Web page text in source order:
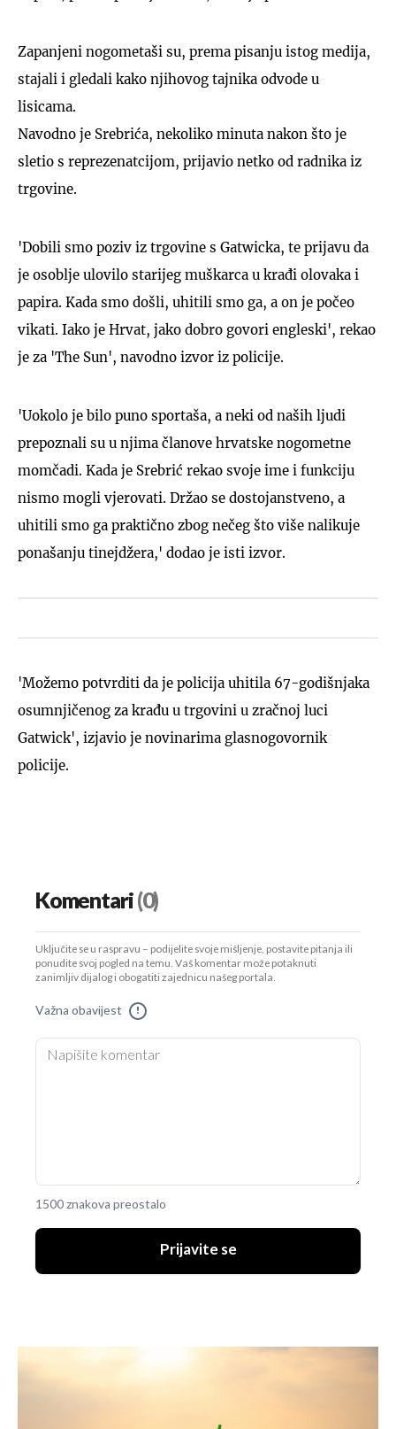
Zapanjeni nogometaši su, prema pisanju istog medija,
stajali i gledali kako njihovog tajnika odvode u
lisicama.
Navodno je Srebrića, nekoliko minuta nakon što je
sletio s reprezenatcijom, prijavio netko od radnika iz
trgovine.
'Dobili smo poziv iz trgovine s Gatwicka, te prijavu da
je osoblje ulovilo starijeg muškarca u krađi olovaka i
papira. Kada smo došli, uhitili smo ga, a on je počeo
vikati. Iako je Hrvat, jako dobro govori engleski', rekao
je za 'The Sun', navodno izvor iz policije.
'Uokolo je bilo puno sportaša, a neki od naših ljudi
prepoznali su u njima članove hrvatske nogometne
momčadi. Kada je Srebrić rekao svoje ime i funkciju
nismo mogli vjerovati. Držao se dostojanstveno, a
uhitili smo ga praktično zbog nečeg što više nalikuje
ponašanju tinejdžera,' dodao je isti izvor.
'Možemo potvrditi da je policija uhitila 67-godišnjaka
osumnjičenog za krađu u trgovini u zračnoj luci
Gatwick', izjavio je novinarima glasnogovornik
policije.
Komentari(0)
Uključite se u raspravu – podijelite svoje mišljenje, postavite pitanja ili
ponudite svoj pogled na temu. Vaš komentar može potaknuti
zanimljiv dijalog i obogatiti zajednicu našeg portala.
Važna obavijest !
1500 znakova preostalo
Prijavite se